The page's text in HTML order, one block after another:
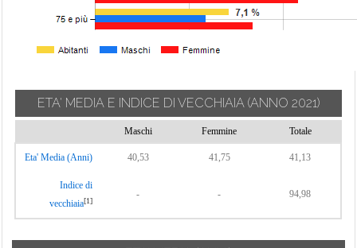
ETA' MEDIA E INDICE DI VECCHIAIA (ANNO 2021)
Maschi Femmine Totale
Eta' Media (Anni) 40,53 41,75 41,13
Indice di
vecchiaia[1]
- - 94,98